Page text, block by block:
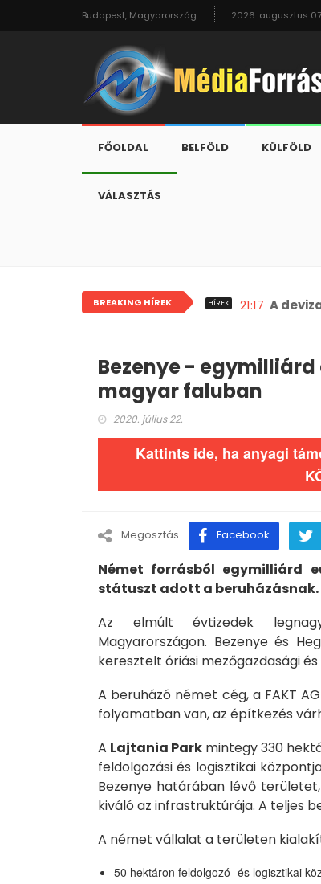
Budapest, Magyarország 2026. augusztus
FŐOLDAL BELFÖLD KÜLFÖLD
VÁLASZTÁS
BREAKING HÍREK HÍREK 21:17 A
Bezenye -
magyar faluban
2020. július 22.
Kattints ide, ha anyagi
Megosztás Facebook
Német forrásból egymilliárd
státuszt adott a beruházásnak.
Az elmúlt évtizedek
Magyarországon. Bezenye és
keresztelt óriási mezőgazdasági
A beruházó német cég, a FAKT AG
folyamatban van, az építkezés
A Lajtania Park mintegy 330
feldolgozási és logisztikai
Bezenye határában lévő
kiváló az infrastruktúrája. A teljes
A német vállalat a területen
50 hektáron feldolgozó- és logisztikai